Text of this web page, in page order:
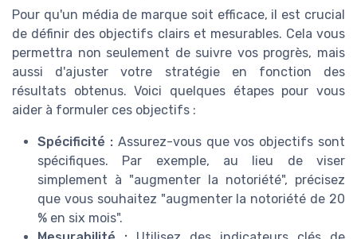
Pour qu'un média de marque soit efficace, il est crucial
de définir des objectifs clairs et mesurables. Cela vous
permettra non seulement de suivre vos progrès, mais
aussi d'ajuster votre stratégie en fonction des
résultats obtenus. Voici quelques étapes pour vous
aider à formuler ces objectifs :
Spécificité :Assurez-vous que vos objectifs sont
spécifiques. Par exemple, au lieu de viser
simplement à "augmenter la notoriété", précisez
que vous souhaitez "augmenter la notoriété de 20
% en six mois".